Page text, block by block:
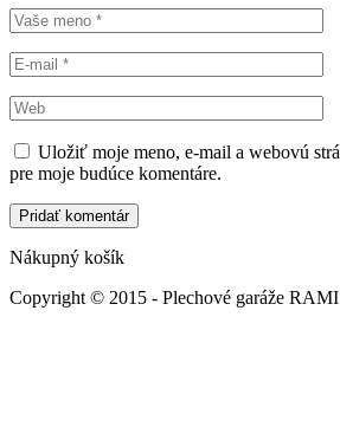
Uložiť moje meno, e-mail a webovú
pre moje budúce komentáre.
Nákupný košík
Copyright © 2015 - Plechové garáže